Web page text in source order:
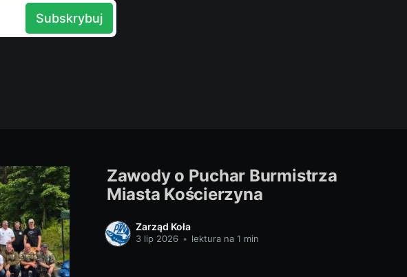
Subskrybuj
Zawody o Puchar Burmistrza
Miasta Kościerzyna
Zarząd Koła
3 lip 2026 • lektura na 1 min